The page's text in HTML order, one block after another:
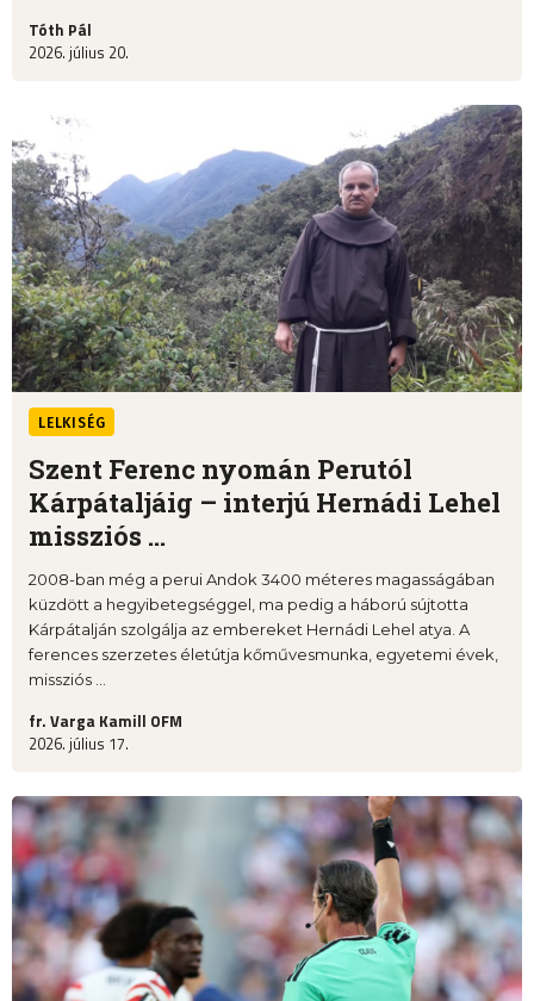
Tóth Pál
2026. július 20.
LELKISÉG
Szent Ferenc nyomán Perutól
Kárpátaljáig – interjú Hernádi Lehel
missziós ...
2008-ban még a perui Andok 3400 méteres magasságában
küzdött a hegyibetegséggel, ma pedig a háború sújtotta
Kárpátalján szolgálja az embereket Hernádi Lehel atya. A
ferences szerzetes életútja kőművesmunka, egyetemi évek,
missziós ...
fr. Varga Kamill OFM
2026. július 17.